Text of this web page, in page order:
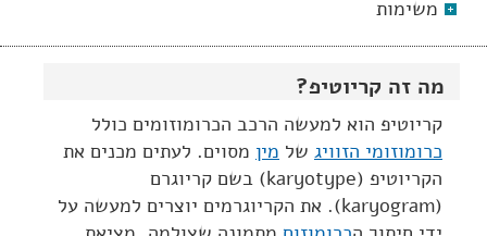
מה זה קריוטיפ?
קריוטיפ הוא למעשה הרכב הכרומוזומים כולל
כרומוזומי הזוויג של מין מסוים. לעתים מכנים את
הקריוטיפ (karyotype) בשם קריוגרם
(karyogram). את הקריוגרמים יוצרים למעשה על
משימות